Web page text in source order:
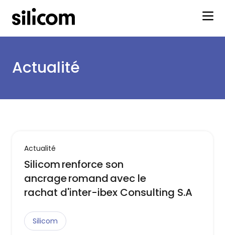
Actualité
Actualité
Silicom renforce son
ancrage romand avec le
rachat d'inter-ibex Consulting S.A
Silicom